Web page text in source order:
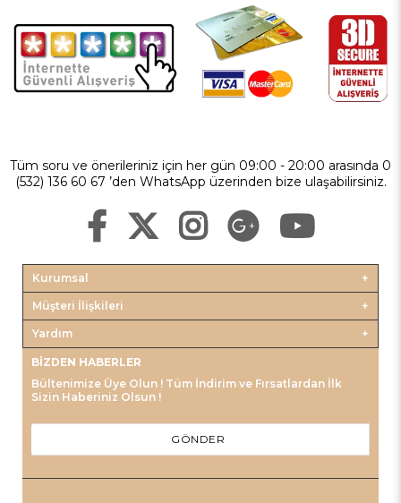
Tüm soru ve önerileriniz için her gün 09:00 - 20:00 arasında 0
(532) 136 60 67 ’den WhatsApp üzerinden bize ulaşabilirsiniz.
Kurumsal
Müşteri İlişkileri
Yardım
BIZDEN HABERLER
Bültenimize Üye Olun ! Tüm İndirim ve Fırsatlardan İlk
Sizin Haberiniz Olsun !
GÖNDER